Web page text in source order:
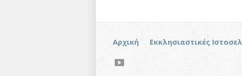
Αρχική Εκκλησιαστικές